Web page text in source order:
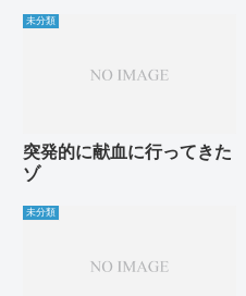
未分類
突発的に献血に行ってきた
ゾ
未分類